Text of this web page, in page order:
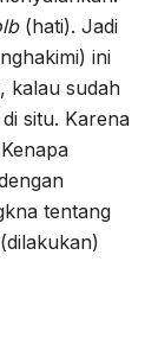
(hati). Jadi
ini
kalau sudah
situ. Karena
tentang